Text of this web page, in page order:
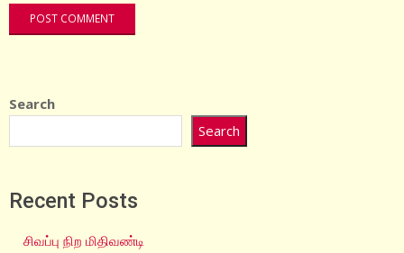
Search
Search
Recent Posts
சிவப்பு நிற மிதிவண்டி